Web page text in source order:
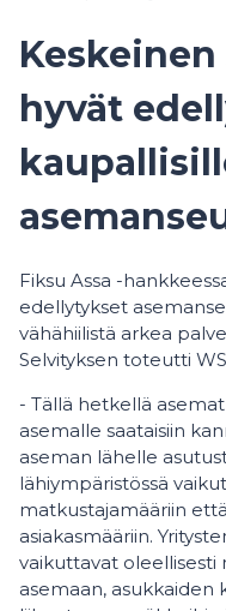
hyvät
Fiksu Assa -
edellytykset
vähähiilistä arkea
Selvityksen toteutti
- Tällä hetkellä
asemalle saataisiin
aseman lähelle
lähiympäristössä
matkustajamääriin
asiakasmääriin.
vaikuttavat oleellisesti
asemaan, asukkaiden